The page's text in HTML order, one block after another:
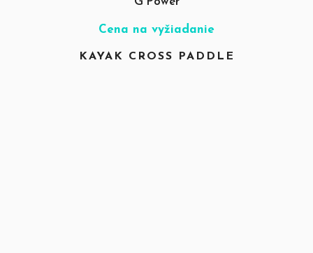
Cena na vyžiadanie
KAYAK CROSS PADDLE